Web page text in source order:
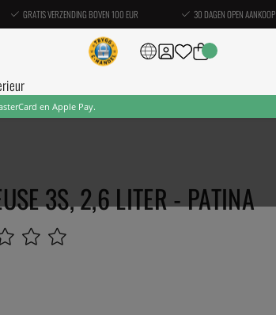
GRATIS VERZENDING BOVEN 100 EUR 30 DAGEN OPEN AANKOOP
en Apple Pay.
3S, 2,6 LITER - PATINA